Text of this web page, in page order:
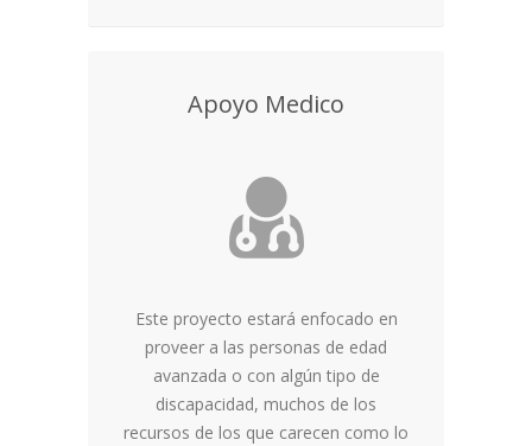
Apoyo Medico
Este proyecto estará enfocado en
proveer a las personas de edad
avanzada o con algún tipo de
discapacidad, muchos de los
recursos de los que carecen como lo